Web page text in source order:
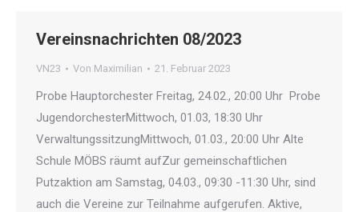
Vereinsnachrichten 08/2023
VN23 Von Maximilian 21. Februar 2023
Probe Hauptorchester Freitag, 24.02., 20:00 Uhr Probe
JugendorchesterMittwoch, 01.03, 18:30 Uhr
VerwaltungssitzungMittwoch, 01.03., 20:00 Uhr Alte
Schule MÖBS räumt aufZur gemeinschaftlichen
Putzaktion am Samstag, 04.03., 09:30 -11:30 Uhr, sind
auch die Vereine zur Teilnahme aufgerufen. Aktive,